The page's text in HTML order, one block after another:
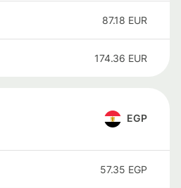
87.18 EUR
174.36 EUR
EGP
57.35 EGP